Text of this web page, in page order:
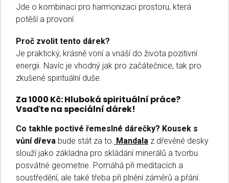
Jde o kombinaci pro harmonizaci prostoru, která
potěší a provoní.
Proč zvolit tento dárek?
Je praktický, krásně voní a vnáší do života pozitivní
energii. Navíc je vhodný jak pro začátečnice, tak pro
zkušené spirituální duše.
Za 1000 Kč: Hluboká spirituální práce?
Vsaďte na speciální dárek!
Co takhle poctivé řemeslné dárečky? Kousek s
vůní dřeva bude stát za to. Mandala z dřevěné desky
slouží jako základna pro skládání minerálů a tvorbu
posvátné geometrie. Pomáhá při meditacích a
soustředění, ale také třeba při plnění záměrů a přání.